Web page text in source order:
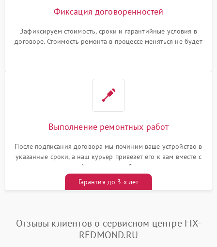
Фиксация договоренностей
Зафиксируем стоимость, сроки и гарантийные условия в
договоре. Стоимость ремонта в процессе меняться не будет
Выполнение ремонтных работ
После подписания договора мы починим ваше устройство в
указанные сроки, а наш курьер привезет его к вам вместе с
гарантийным талоном бесплатно
Гарантия до 3-х лет
Отзывы клиентов о сервисном центре FIX-
REDMOND.RU